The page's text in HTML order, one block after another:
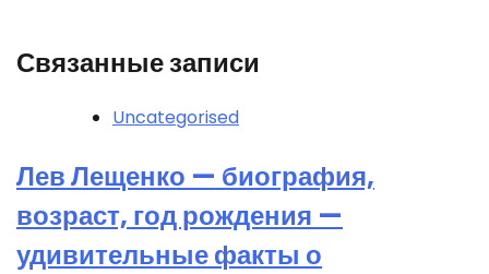
Связанные записи
Uncategorised
Лев Лещенко — биография,
возраст, год рождения —
удивительные факты о